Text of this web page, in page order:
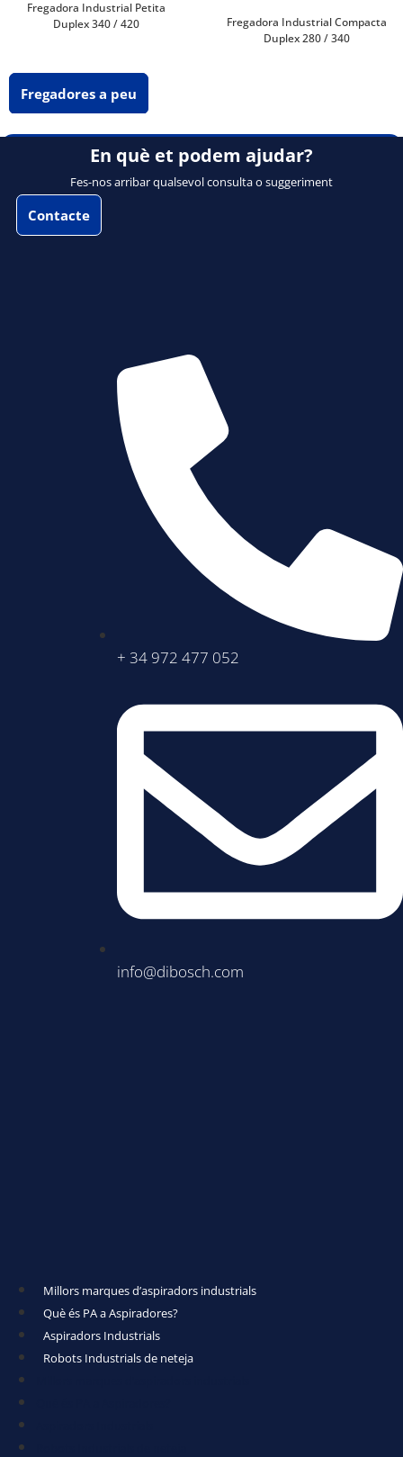
Fregadora Industrial Petita
Duplex 340 / 420
Fregadora Industrial Compacta
Duplex 280 / 340
Fregadores a peu
En què et podem ajudar?
Fes-nos arribar qualsevol consulta o suggeriment
Contacte
+ 34 972 477 052
info@dibosch.com
Millors marques d’aspiradors industrials
Què és PA a Aspiradores?
Aspiradors Industrials
Robots Industrials de neteja